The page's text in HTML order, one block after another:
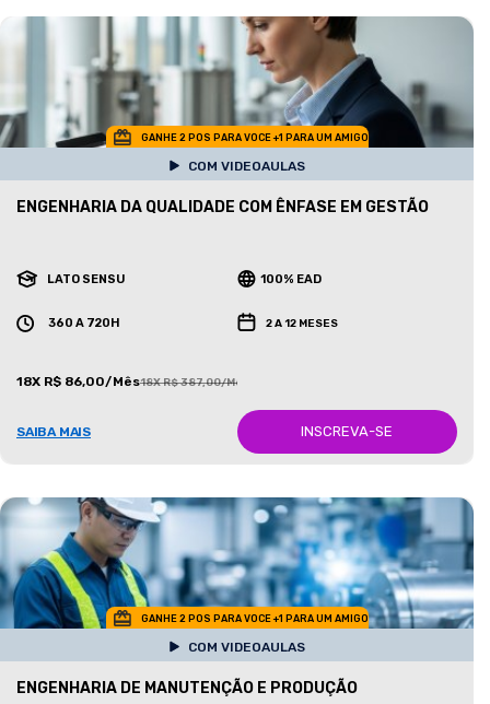
GANHE 2 POS PARA VOCE +1 PARA UM AMIGO
COM VIDEOAULAS
ENGENHARIA DA QUALIDADE COM ÊNFASE EM GESTÃO
LATO SENSU 100% EAD
360 A 720H 2 A 12 MESES
18X R$ 86,00/Mês18X R$ 387,00/Mês
SAIBA MAIS INSCREVA-SE
GANHE 2 POS PARA VOCE +1 PARA UM AMIGO
COM VIDEOAULAS
ENGENHARIA DE MANUTENÇÃO E PRODUÇÃO